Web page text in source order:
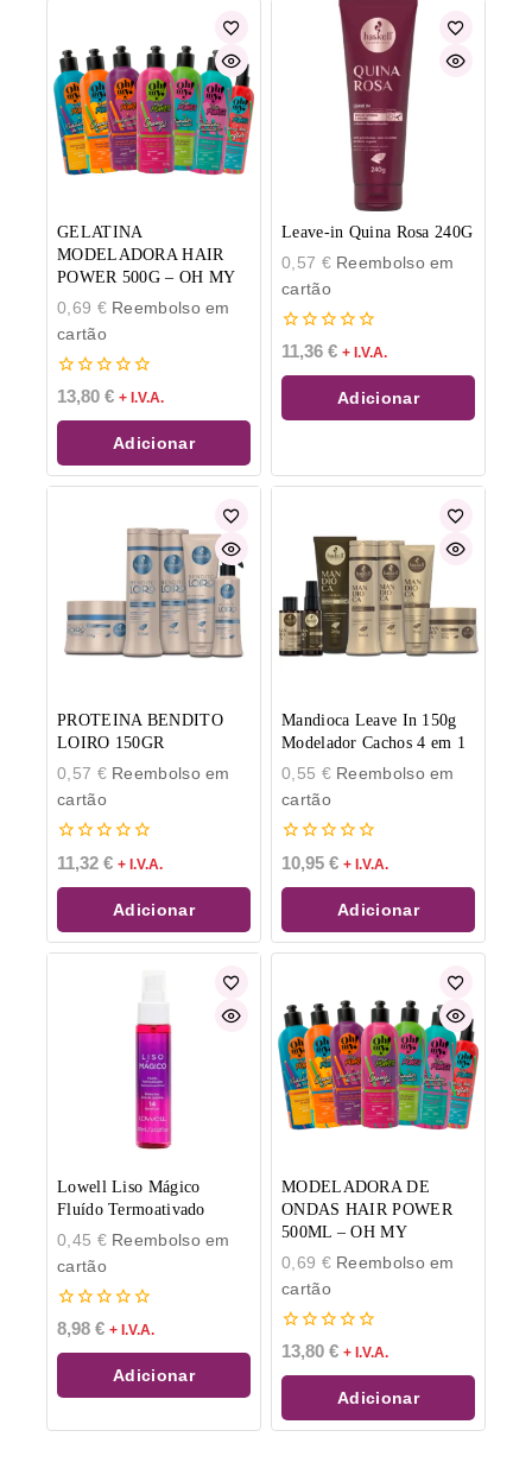
GELATINA
MODELADORA HAIR
POWER 500G – OH MY
0,69 €Reembolso em
cartão
0
de
5
13,80 € + I.V.A.
Adicionar
Leave-in Quina Rosa 240G
0,57 €Reembolso em
cartão
0
de
5
11,36 € + I.V.A.
Adicionar
PROTEINA BENDITO
LOIRO 150GR
0,57 €Reembolso em
cartão
0
de
5
11,32 € + I.V.A.
Adicionar
Mandioca Leave In 150g
Modelador Cachos 4 em 1
0,55 €Reembolso em
cartão
0
de
5
10,95 € + I.V.A.
Adicionar
Lowell Liso Mágico
Fluído Termoativado
0,45 €Reembolso em
cartão
0
de
5
8,98 € + I.V.A.
Adicionar
MODELADORA DE
ONDAS HAIR POWER
500ML – OH MY
0,69 €Reembolso em
cartão
0
de
5
13,80 € + I.V.A.
Adicionar